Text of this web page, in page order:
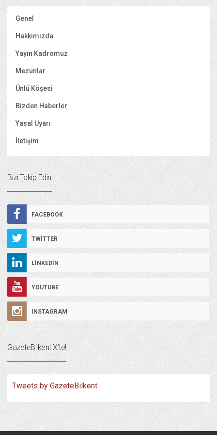
Genel
Hakkımızda
Yayın Kadromuz
Mezunlar
Ünlü Köşesi
Bizden Haberler
Yasal Uyarı
İletişim
Bizi Takip Edin!
FACEBOOK
TWITTER
LINKEDIN
YOUTUBE
INSTAGRAM
GazeteBilkent X’te!
Tweets by GazeteBilkent